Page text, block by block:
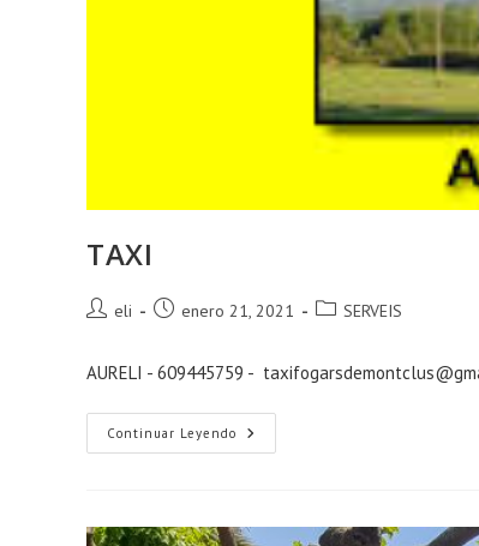
TAXI
Autor
entrada:
eli
Publicación
entrada:
enero 21, 2021
Categoría
entrada:
SERVEIS
AURELI - 609445759 -
Continuar Leyendo TAXI